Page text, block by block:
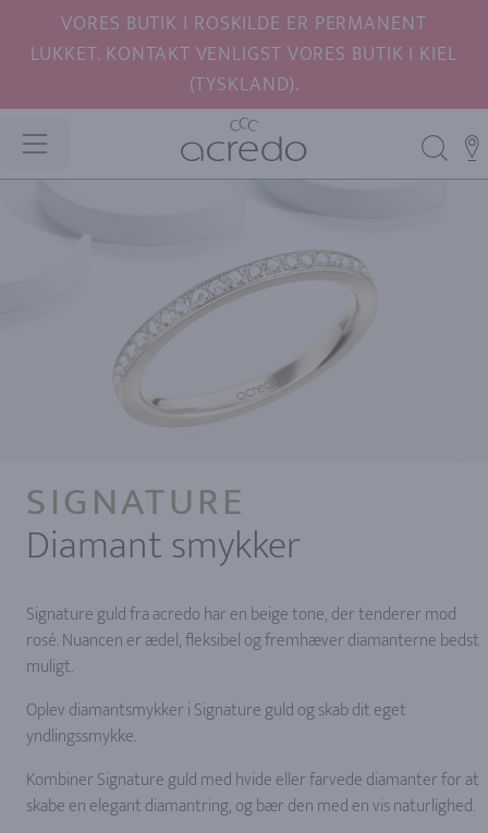
VORES BUTIK I ROSKILDE ER PERMANENT
LUKKET. KONTAKT VENLIGST VORES BUTIK I KIEL
(TYSKLAND).
SIGNATURE
Diamant smykker
Signature guld fra acredo har en beige tone, der tenderer mod
rosé. Nuancen er ædel, fleksibel og fremhæver diamanterne bedst
muligt.
Oplev diamantsmykker i Signature guld og skab dit eget
yndlingssmykke.
Kombiner Signature guld med hvide eller farvede diamanter for at
skabe en elegant diamantring, og bær den med en vis naturlighed.